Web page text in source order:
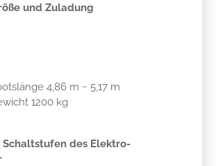
und Zuladung
4,86 m ~ 5,17 m
1200 kg
des Elektro-